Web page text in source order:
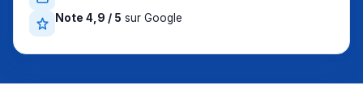
Note 4,9 / 5 sur Google